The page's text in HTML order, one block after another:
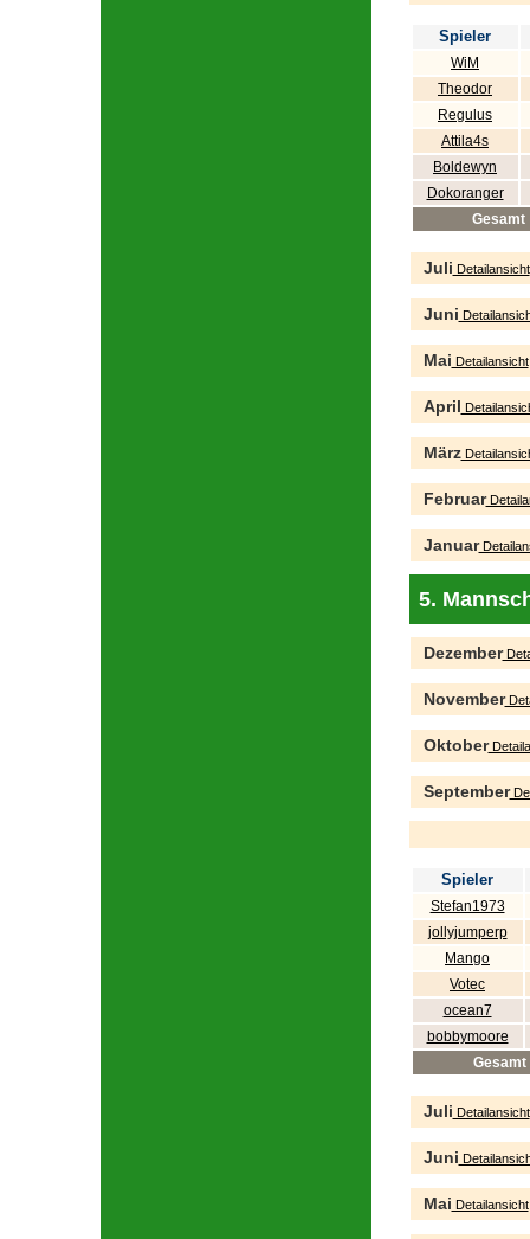
Spieler
WiM
Theodor
Regulus
Attila4s
Boldewyn
Dokoranger
Gesamt
Juli Detailansicht
Juni
Mai Detailansicht
April
März
Februar
Januar
5.
Dezember
November
Oktober
September
Spieler
Stefan1973
jollyjumperp
Mango
Votec
ocean7
bobbymoore
Gesamt
Juli Detailansicht
Juni
Mai Detailansicht